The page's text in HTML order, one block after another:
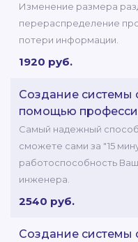
Изменение размера
перераспределение
потери информации.
1920 руб.
Создание системы
помощью
Самый надежный
сможете сами за "15
работоспособность
инженера.
2540 руб.
Создание системы